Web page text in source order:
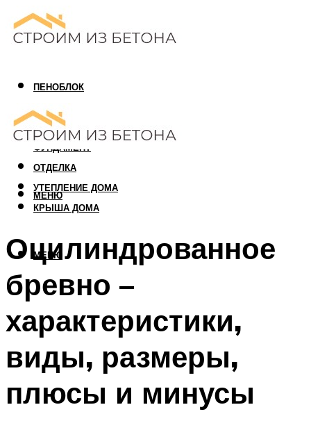
ПЕНОБЛОК
ГАЗОБЛОК
АРБОЛИТОВЫЙ БЛОК
ФУНДАМЕНТ
ОТДЕЛКА
УТЕПЛЕНИЕ ДОМА
КРЫША ДОМА
МЕНЮ
МЕНЮ
Оцилиндрованное
бревно –
характеристики,
виды, размеры,
плюсы и минусы